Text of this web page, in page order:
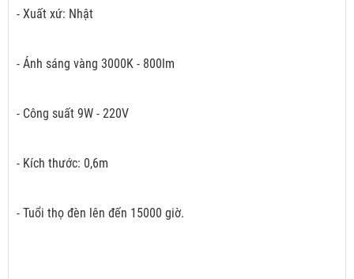
- Xuất xứ: Nhật
- Ánh sáng vàng 3000K - 800lm
- Công suất 9W - 220V
- Kích thước: 0,6m
- Tuổi thọ đèn lên đến 15000 giờ.